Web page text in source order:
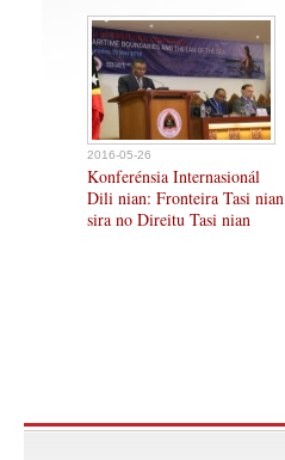
2016-05-26
Konferénsia Internasionál
Dili nian: Fronteira Tasi nian
sira no Direitu Tasi nian